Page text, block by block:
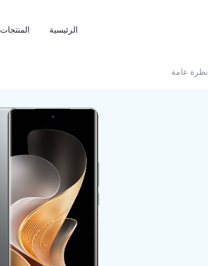
الرئيسية المنتجات
نظرة عامة